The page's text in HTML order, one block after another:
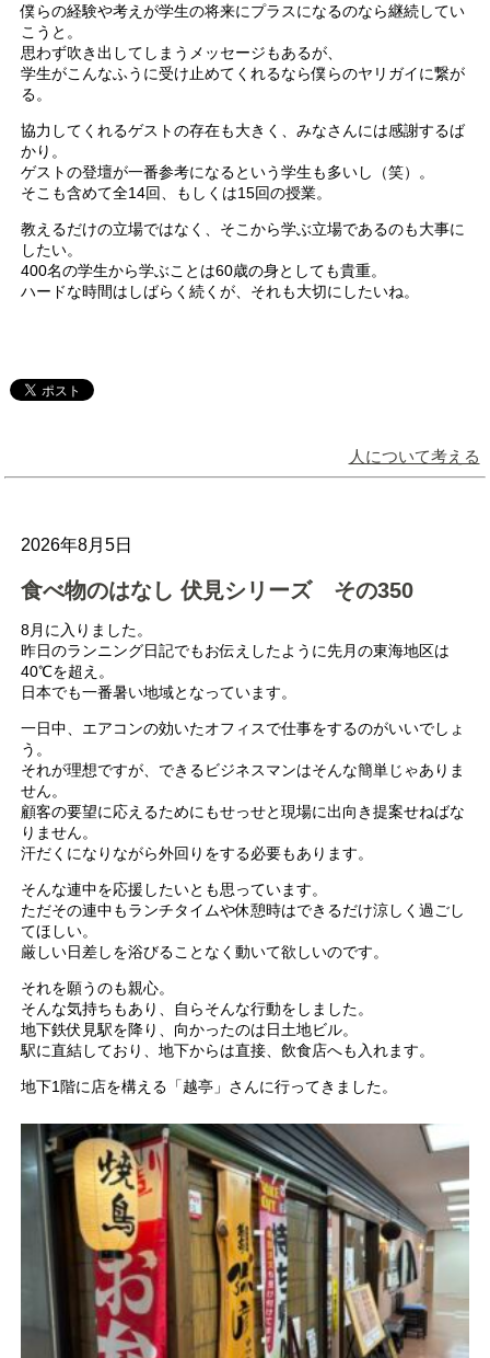
僕らの経験や考えが学生の将来にプラスになるのなら継続してい
こうと。
思わず吹き出してしまうメッセージもあるが、
学生がこんなふうに受け止めてくれるなら僕らのヤリガイに繋が
る。
協力してくれるゲストの存在も大きく、みなさんには感謝するば
かり。
ゲストの登壇が一番参考になるという学生も多いし（笑）。
そこも含めて全14回、もしくは15回の授業。
教えるだけの立場ではなく、そこから学ぶ立場であるのも大事に
したい。
400名の学生から学ぶことは60歳の身としても貴重。
ハードな時間はしばらく続くが、それも大切にしたいね。
人について考える
2026年8月5日
食べ物のはなし 伏見シリーズ その350
8月に入りました。
昨日のランニング日記でもお伝えしたように先月の東海地区は
40℃を超え。
日本でも一番暑い地域となっています。
一日中、エアコンの効いたオフィスで仕事をするのがいいでしょ
う。
それが理想ですが、できるビジネスマンはそんな簡単じゃありま
せん。
顧客の要望に応えるためにもせっせと現場に出向き提案せねばな
りません。
汗だくになりながら外回りをする必要もあります。
そんな連中を応援したいとも思っています。
ただその連中もランチタイムや休憩時はできるだけ涼しく過ごし
てほしい。
厳しい日差しを浴びることなく動いて欲しいのです。
それを願うのも親心。
そんな気持ちもあり、自らそんな行動をしました。
地下鉄伏見駅を降り、向かったのは日土地ビル。
駅に直結しており、地下からは直接、飲食店へも入れます。
地下1階に店を構える「越亭」さんに行ってきました。